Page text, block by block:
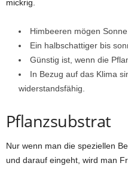
mickrig.
Himbeeren mögen
Ein halbschattiger bis
Günstig ist, wenn die
In Bezug auf das Klima
widerstandsfähig.
Pflanzsubstrat
Nur wenn man die speziellen
und darauf eingeht, wird man